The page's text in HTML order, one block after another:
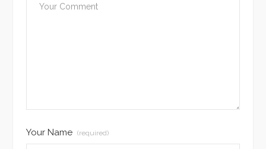
Your Name (required)